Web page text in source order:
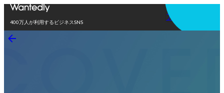
400万人が利用するビジネスSNS
アプリを使う